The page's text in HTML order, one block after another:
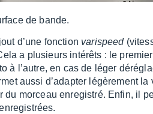
de bande.
d’une fonc­tion varis­peed
a plusieurs inté­rêts : le
à l’autre, en cas de léger
aussi d’adap­ter légè­re­ment la
morceau enre­gis­tré. Enfin, il